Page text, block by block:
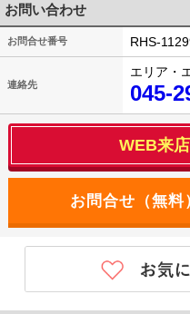
お問い合わせ
お問合せ番号 RHS-
連絡先
エリア・
045-
WEB来